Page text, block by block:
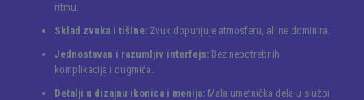
ritmu.
Sklad zvuka i tišine:Zvuk dopunjuje atmosferu, ali ne dominira.
Jednostavan i razumljiv interfejs:Bez nepotrebnih
komplikacija i dugmića.
Detalji u dizajnu ikonica i menija:Mala umetnička dela u službi